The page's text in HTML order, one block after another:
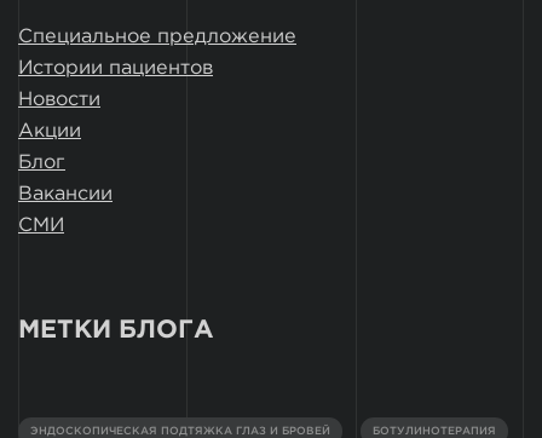
Специальное предложение
Истории пациентов
Новости
Акции
Блог
Вакансии
СМИ
МЕТКИ БЛОГА
ЭНДОСКОПИЧЕСКАЯ ПОДТЯЖКА ГЛАЗ И БРОВЕЙ БОТУЛИНОТЕРАПИЯ